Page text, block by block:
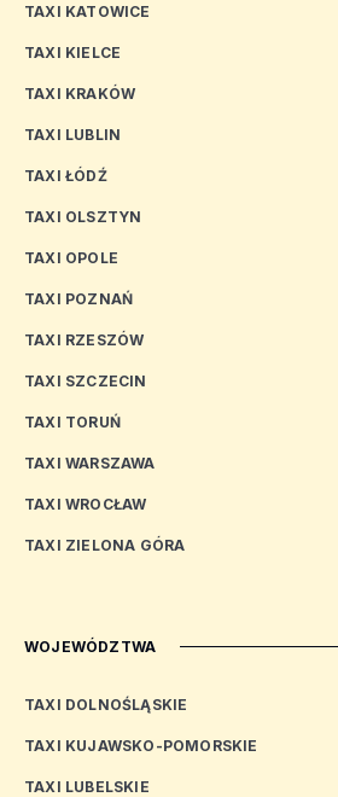
TAXI KATOWICE
TAXI KIELCE
TAXI KRAKÓW
TAXI LUBLIN
TAXI ŁÓDŹ
TAXI OLSZTYN
TAXI OPOLE
TAXI POZNAŃ
TAXI RZESZÓW
TAXI SZCZECIN
TAXI TORUŃ
TAXI WARSZAWA
TAXI WROCŁAW
TAXI ZIELONA GÓRA
WOJEWÓDZTWA
TAXI DOLNOŚLĄSKIE
TAXI KUJAWSKO-POMORSKIE
TAXI LUBELSKIE